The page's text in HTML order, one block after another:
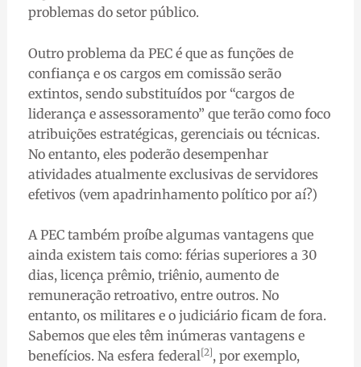
problemas do setor público.
Outro problema da PEC é que as funções de
confiança e os cargos em comissão serão
extintos, sendo substituídos por “cargos de
liderança e assessoramento” que terão como foco
atribuições estratégicas, gerenciais ou técnicas.
No entanto, eles poderão desempenhar
atividades atualmente exclusivas de servidores
efetivos (vem apadrinhamento político por aí?)
A PEC também proíbe algumas vantagens que
ainda existem tais como: férias superiores a 30
dias, licença prêmio, triênio, aumento de
remuneração retroativo, entre outros. No
entanto, os militares e o judiciário ficam de fora.
Sabemos que eles têm inúmeras vantagens e
benefícios. Na esfera federal[2], por exemplo,